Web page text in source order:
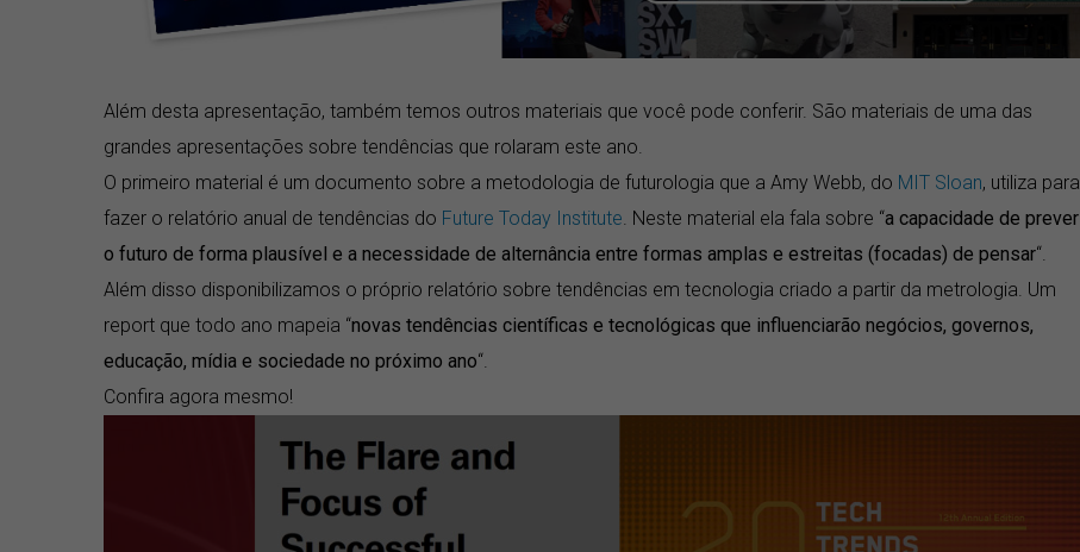
Além desta apresentação, também temos outros materiais que você pode conferir. São materiais de uma das
grandes apresentações sobre tendências que rolaram este ano.
O primeiro material é um documento sobre a metodologia de futurologia que a Amy Webb, do MIT Sloan, utiliza para
fazer o relatório anual de tendências do Future Today Institute. Neste material ela fala sobre “a capacidade de prever
o futuro de forma plausível e a necessidade de alternância entre formas amplas e estreitas (focadas) de pensar“.
Além disso disponibilizamos o próprio relatório sobre tendências em tecnologia criado a partir da metrologia. Um
report que todo ano mapeia “novas tendências científicas e tecnológicas que influenciarão negócios, governos,
educação, mídia e sociedade no próximo ano“.
Confira agora mesmo!